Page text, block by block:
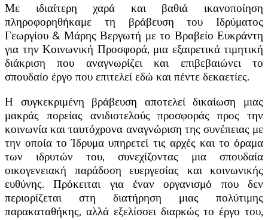
Με ιδιαίτερη χαρά και βαθιά ικανοποίηση
πληροφορηθήκαμε τη βράβευση του Ιδρύματος
Γεωργίου & Μάρης Βεργωτή με το Βραβείο Ευκράντη
για την Κοινωνική Προσφορά, μια εξαιρετικά τιμητική
διάκριση που αναγνωρίζει και επιβεβαιώνει το
σπουδαίο έργο που επιτελεί εδώ και πέντε δεκαετίες.
Η συγκεκριμένη βράβευση αποτελεί δικαίωση μιας
μακράς πορείας ανιδιοτελούς προσφοράς προς την
κοινωνία και ταυτόχρονα αναγνώριση της συνέπειας με
την οποία το Ίδρυμα υπηρετεί τις αρχές και το όραμα
των ιδρυτών του, συνεχίζοντας μια σπουδαία
οικογενειακή παράδοση ευεργεσίας και κοινωνικής
ευθύνης. Πρόκειται για έναν οργανισμό που δεν
περιορίζεται στη διατήρηση μιας πολύτιμης
παρακαταθήκης, αλλά εξελίσσει διαρκώς το έργο του,